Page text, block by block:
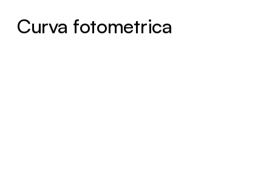
Curva fotometrica